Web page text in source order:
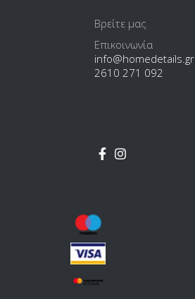
Βρείτε μας
Επικοινωνία
info@homedetails.gr
2610 271 092